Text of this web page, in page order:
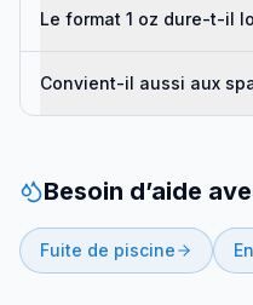
Le format 1 oz dure-t-il
Convient-il aussi aux
Besoin d’aide
Fuite de piscine